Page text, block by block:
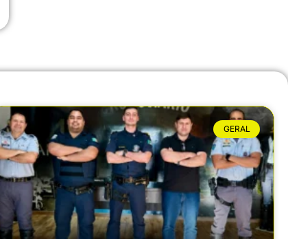
GERAL